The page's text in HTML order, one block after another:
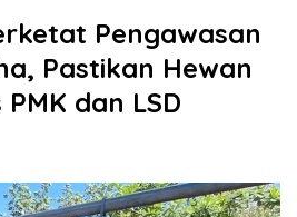
Pengawasan
Pastikan Hewan
dan LSD